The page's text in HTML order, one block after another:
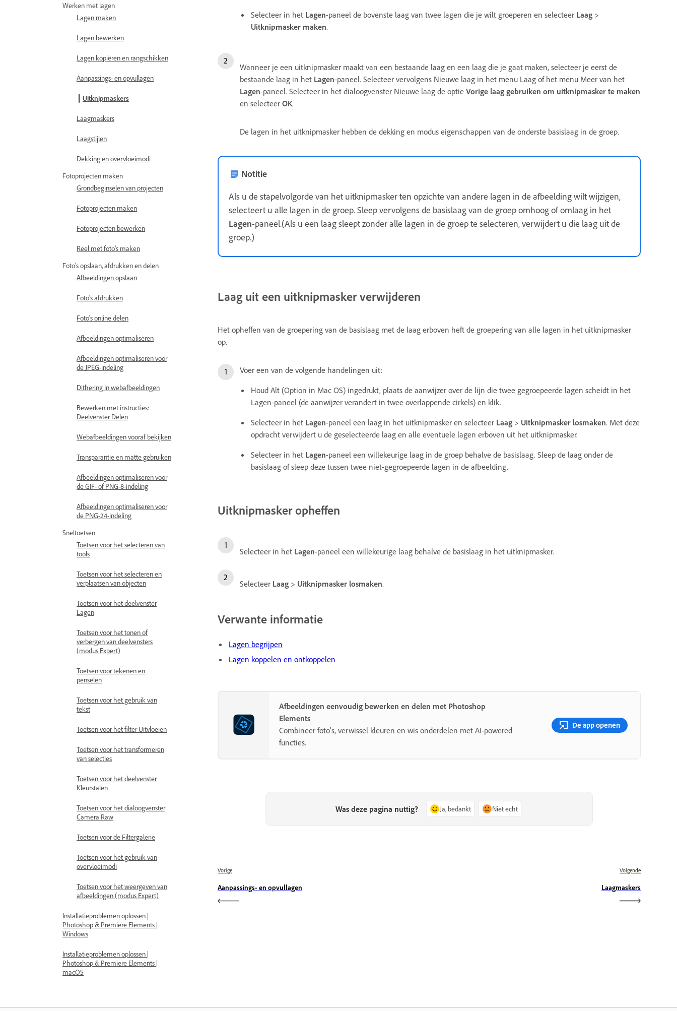
Werken met lagen
Lagen maken
Lagen bewerken
Lagen kopiëren en rangschikken
Aanpassings- en opvullagen
Uitknipmaskers
Laagmaskers
Laagstijlen
Dekking en overvloeimodi
Fotoprojecten maken
Grondbeginselen van projecten
Fotoprojecten maken
Fotoprojecten bewerken
Reel met foto's maken
Foto's opslaan, afdrukken en delen
Afbeeldingen opslaan
Foto's afdrukken
Foto's online delen
Afbeeldingen optimaliseren
Afbeeldingen optimaliseren voor
de JPEG-indeling
Dithering in webafbeeldingen
Bewerken met instructies:
Deelvenster Delen
Webafbeeldingen vooraf bekijken
Transparantie en matte gebruiken
Afbeeldingen optimaliseren voor
de GIF- of PNG-8-indeling
Afbeeldingen optimaliseren voor
de PNG-24-indeling
Sneltoetsen
Toetsen voor het selecteren van
tools
Toetsen voor het selecteren en
verplaatsen van objecten
Toetsen voor het deelvenster
Lagen
Toetsen voor het tonen of
verbergen van deelvensters
(modus Expert)
Toetsen voor tekenen en
penselen
Toetsen voor het gebruik van
tekst
Toetsen voor het filter Uitvloeien
Toetsen voor het transformeren
van selecties
Toetsen voor het deelvenster
Kleurstalen
Toetsen voor het dialoogvenster
Camera Raw
Toetsen voor de Filtergalerie
Toetsen voor het gebruik van
overvloeimodi
Toetsen voor het weergeven van
afbeeldingen (modus Expert)
Installatieproblemen oplossen |
Photoshop & Premiere Elements |
Windows
Installatieproblemen oplossen |
Photoshop & Premiere Elements |
macOS
Selecteer in het Lagen-paneel de bovenste laag van twee lagen die je wilt groeperen en selecteer Laag >
Uitknipmasker maken.
Wanneer je een uitknipmasker maakt van een bestaande laag en een laag die je gaat maken, selecteer je eerst de
bestaande laag in het Lagen-paneel. Selecteer vervolgens Nieuwe laag in het menu Laag of het menu Meer van het
Lagen-paneel. Selecteer in het dialoogvenster Nieuwe laag de optie Vorige laag gebruiken om uitknipmasker te maken
en selecteer OK.
De lagen in het uitknipmasker hebben de dekking en modus eigenschappen van de onderste basislaag in de groep.
Notitie
Als u de stapelvolgorde van het uitknipmasker ten opzichte van andere lagen in de afbeelding wilt wijzigen,
selecteert u alle lagen in de groep. Sleep vervolgens de basislaag van de groep omhoog of omlaag in het
Lagen-paneel.(Als u een laag sleept zonder alle lagen in de groep te selecteren, verwijdert u die laag uit de
groep.)
Laag uit een uitknipmasker verwijderen
Het opheffen van de groepering van de basislaag met de laag erboven heft de groepering van alle lagen in het uitknipmasker
op.
Voer een van de volgende handelingen uit:
Houd Alt (Option in Mac OS) ingedrukt, plaats de aanwijzer over de lijn die twee gegroepeerde lagen scheidt in het
Lagen-paneel (de aanwijzer verandert in twee overlappende cirkels) en klik.
Selecteer in het Lagen-paneel een laag in het uitknipmasker en selecteer Laag > Uitknipmasker losmaken. Met deze
opdracht verwijdert u de geselecteerde laag en alle eventuele lagen erboven uit het uitknipmasker.
Selecteer in het Lagen-paneel een willekeurige laag in de groep behalve de basislaag. Sleep de laag onder de
basislaag of sleep deze tussen twee niet-gegroepeerde lagen in de afbeelding.
Uitknipmasker opheffen
Selecteer in het Lagen-paneel een willekeurige laag behalve de basislaag in het uitknipmasker.
Selecteer Laag > Uitknipmasker losmaken.
Verwante informatie
Lagen begrijpen
Lagen koppelen en ontkoppelen
Afbeeldingen eenvoudig bewerken en delen met Photoshop
Elements
Combineer foto's, verwissel kleuren en wis onderdelen met AI-powered
functies.
De app openen
Was deze pagina nuttig? Ja, bedankt Niet echt
Vorige
Aanpassings- en opvullagen
Volgende
Laagmaskers